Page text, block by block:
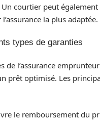
courtier peut également
la plus adaptée.
types de garanties
de l’assurance
prêt optimisé. Les
le remboursement du